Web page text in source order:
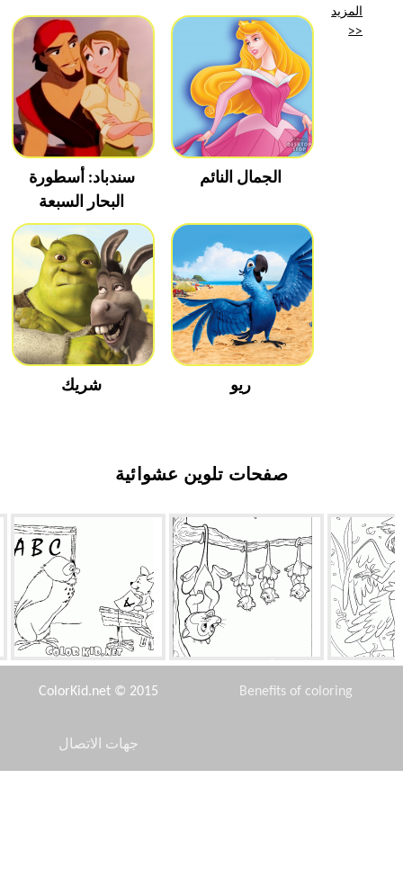
سندباد: أسطورة
البحار السبعة
الجمال النائم
شريك ريو
المزيد
>>
صفحات تلوين عشوائية
البومة والكنغر الصغير الأوبسوم ينتظر
ColorKid.net © 2015 Benefits of coloring
جهات الاتصال